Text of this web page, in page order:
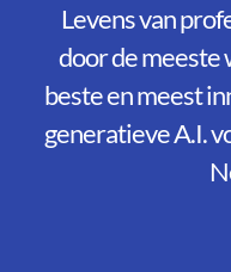
Levens van
door de meeste
beste en meest
generatieve A.I.